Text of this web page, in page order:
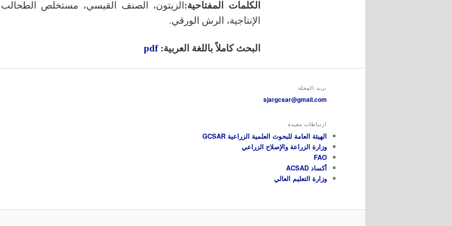
الكلمات المفتاحية: الزيتون، الصنف القيسي، مستخلص الطحالب
الإنتاجية، الرش الورقي.​
البحث كاملاً باللغة العربية: pdf
بريد المجلة
sjargcsar@gmail.com
ارتباطات مفيدة
الهيئة العامة للبحوث العلمية الزراعية GCSAR
وزارة الزراعة والإصلاح الزراعي
FAO
أكساد ACSAD
وزارة التعليم العالي